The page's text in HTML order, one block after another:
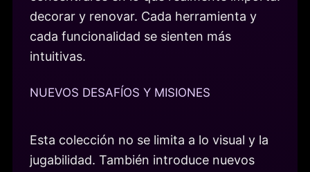
decorar y renovar. Cada herramienta y
cada funcionalidad se sienten más
intuitivas.
NUEVOS DESAFÍOS Y MISIONES
Esta colección no se limita a lo visual y la
jugabilidad. También introduce nuevos